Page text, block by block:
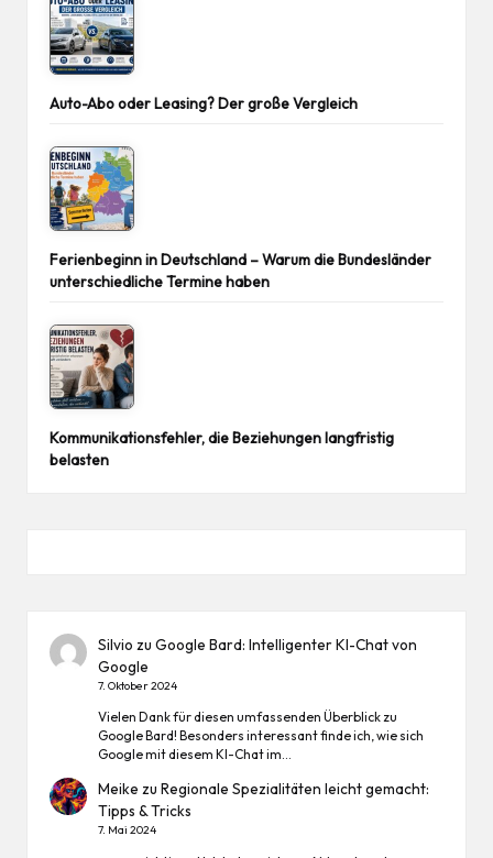
Auto-Abo oder Leasing? Der große Vergleich
Ferienbeginn in Deutschland – Warum die Bundesländer
unterschiedliche Termine haben
Kommunikationsfehler, die Beziehungen langfristig
belasten
Silvio zuGoogle Bard: Intelligenter KI-Chat von
Google
7. Oktober 2024
Vielen Dank für diesen umfassenden Überblick zu
Google Bard! Besonders interessant finde ich, wie sich
Google mit diesem KI-Chat im…
Meike zuRegionale Spezialitäten leicht gemacht:
Tipps & Tricks
7. Mai 2024